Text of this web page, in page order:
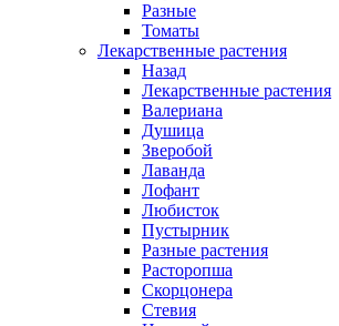
Разные
Томаты
Лекарственные растения
Назад
Лекарственные растения
Валериана
Душица
Зверобой
Лаванда
Лофант
Любисток
Пустырник
Разные растения
Расторопша
Скорцонера
Стевия